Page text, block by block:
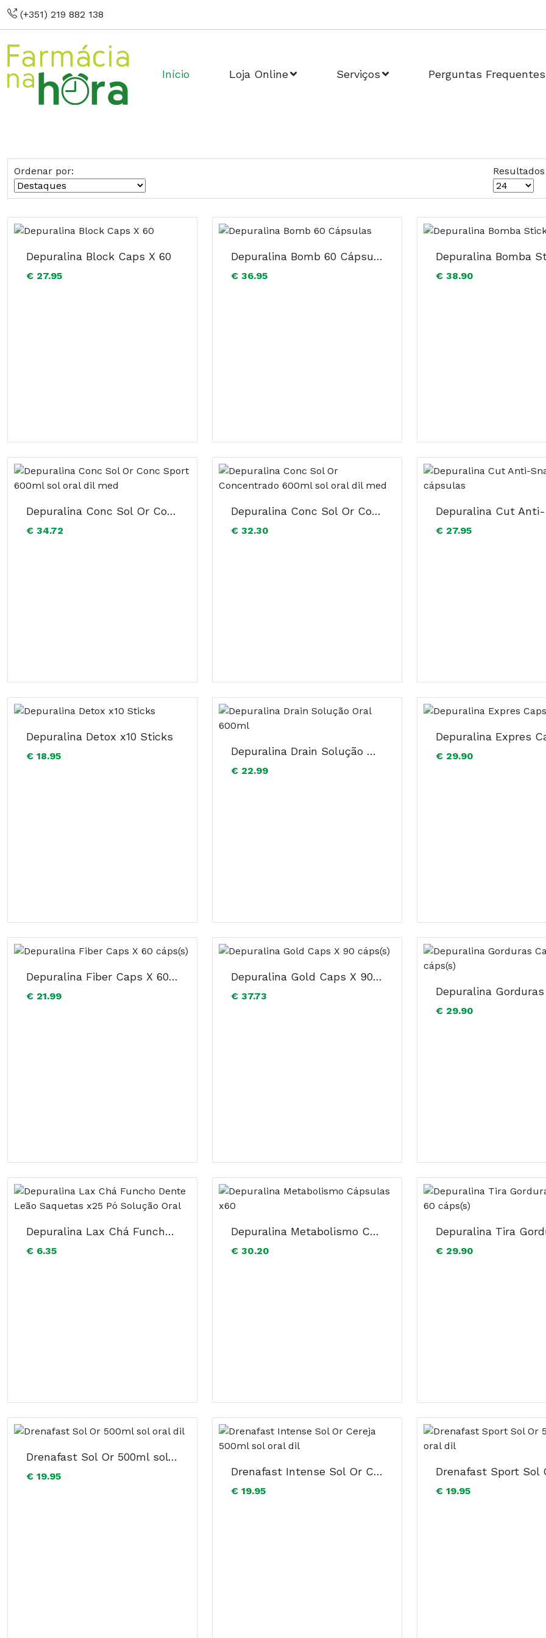
(+351) 219 882 138
Início Loja Online Serviços Perguntas Frequentes
Ordenar por:
Depuralina Block Caps X 60
€ 27.95
Depuralina Bomb 60 Cápsulas
€ 36.95 € 38.90
Depuralina Conc Sol Or Conc Sport 600ml sol oral dil med
€ 34.72
Depuralina Conc Sol Or Concentrado 600ml sol oral dil med
€ 32.30 € 27.95
Depuralina Detox x10 Sticks
€ 18.95 Depuralina Drain Solução Oral 600ml
€ 22.99
€ 29.90
Depuralina Fiber Caps X 60 cáps(s)
€ 21.99
Depuralina Gold Caps X 90 cáps(s)
€ 37.73
€ 29.90
Depuralina Lax Chá Funcho Dente Leão Saquetas x25 Pó Solução Oral
€ 6.35
Depuralina Metabolismo Cápsulas x60
€ 30.20 € 29.90
Drenafast Sol Or 500ml sol oral dil
€ 19.95 Drenafast Intense Sol Or Cereja 500ml sol oral dil
€ 19.95 € 19.95